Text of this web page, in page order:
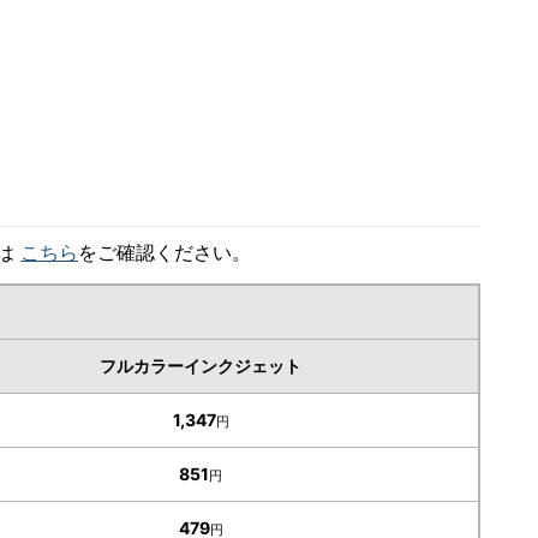
こちら をご確認ください。
フルカラーインクジェット
1,347円
851円
479円